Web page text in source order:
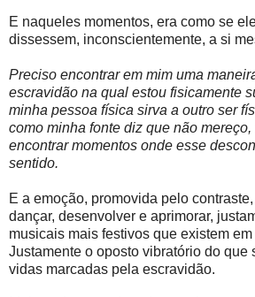
E naqueles momentos, era como se
dissessem, inconscientemente, a si
Preciso encontrar em mim uma
escravidão na qual estou fisicamente
minha pessoa física sirva a outro ser
como minha fonte diz que não
encontrar momentos onde esse
sentido.
E a emoção, promovida pelo
dançar, desenvolver e aprimorar,
musicais mais festivos que existem
Justamente o oposto vibratório do que
vidas marcadas pela escravidão.